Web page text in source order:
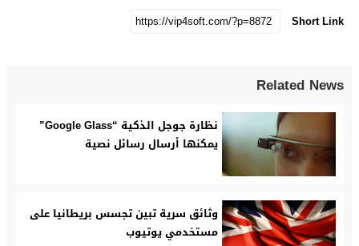
Short Link
Related News
نظارة جوجل الذكية “Google Glass”
يمكنها أرسال رسائل نصية
وثائق سرية تبين تجسس بريطانيا على
مستخدمي يوتيوب